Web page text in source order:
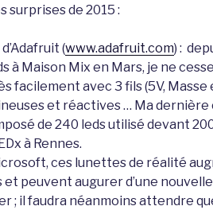
surprises de 2015 :
(www.adafruit.com) :
à Maison Mix en Mars, je ne
facilement avec 3 fils (5V, Masse
et réactives … Ma dernière
de 240 leds utilisé devant
à Rennes.
ces lunettes de réalité
peuvent augurer d’une
; il faudra néanmoins attendre